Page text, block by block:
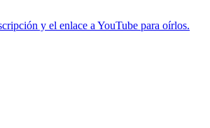
y el enlace a YouTube para oírlos.